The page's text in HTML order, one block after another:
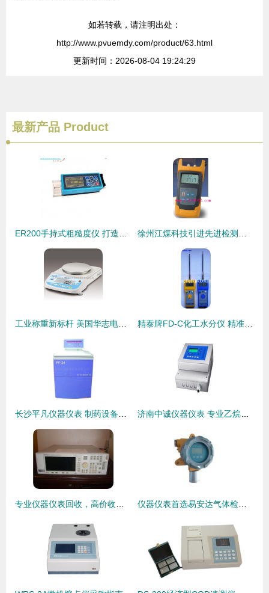
如若转载，请注明出处：
http://www.pvuemdy.com/product/63.html
更新时间：2026-08-04 19:24:29
最新产品 Product